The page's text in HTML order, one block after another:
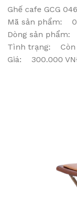
Ghế cafe GCG 046
Mã sản phẩm:
Dòng sản phẩm:
Tình trạng: Còn
Giá: 300.000